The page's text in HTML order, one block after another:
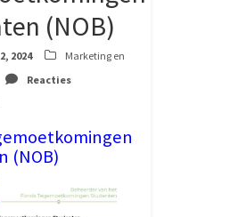
(NOB)
2024
Marketing en
Reacties
Tegemoetkomingen
(NOB)
(NOB)